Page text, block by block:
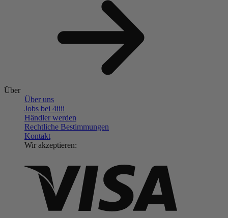
Über
Über uns
Jobs bei 4iiii
Händler werden
Rechtliche Bestimmungen
Kontakt
Wir akzeptieren: